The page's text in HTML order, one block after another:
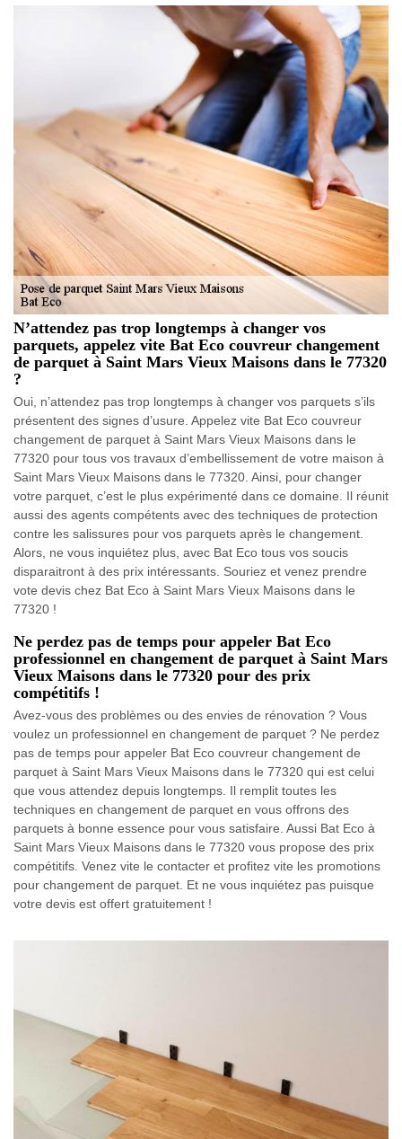
N’attendez pas trop longtemps à changer vos
parquets, appelez vite Bat Eco couvreur changement
de parquet à Saint Mars Vieux Maisons dans le 77320
?
Oui, n’attendez pas trop longtemps à changer vos parquets s’ils
présentent des signes d’usure. Appelez vite Bat Eco couvreur
changement de parquet à Saint Mars Vieux Maisons dans le
77320 pour tous vos travaux d’embellissement de votre maison à
Saint Mars Vieux Maisons dans le 77320. Ainsi, pour changer
votre parquet, c’est le plus expérimenté dans ce domaine. Il réunit
aussi des agents compétents avec des techniques de protection
contre les salissures pour vos parquets après le changement.
Alors, ne vous inquiétez plus, avec Bat Eco tous vos soucis
disparaitront à des prix intéressants. Souriez et venez prendre
vote devis chez Bat Eco à Saint Mars Vieux Maisons dans le
77320 !
Ne perdez pas de temps pour appeler Bat Eco
professionnel en changement de parquet à Saint Mars
Vieux Maisons dans le 77320 pour des prix
compétitifs !
Avez-vous des problèmes ou des envies de rénovation ? Vous
voulez un professionnel en changement de parquet ? Ne perdez
pas de temps pour appeler Bat Eco couvreur changement de
parquet à Saint Mars Vieux Maisons dans le 77320 qui est celui
que vous attendez depuis longtemps. Il remplit toutes les
techniques en changement de parquet en vous offrons des
parquets à bonne essence pour vous satisfaire. Aussi Bat Eco à
Saint Mars Vieux Maisons dans le 77320 vous propose des prix
compétitifs. Venez vite le contacter et profitez vite les promotions
pour changement de parquet. Et ne vous inquiétez pas puisque
votre devis est offert gratuitement !